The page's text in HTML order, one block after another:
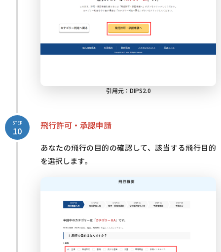
引用元： DIPS2.0
飛行許可・承認申請
あなたの飛行の目的の確認して、該当する飛行目的
を選択します。
STEP
10